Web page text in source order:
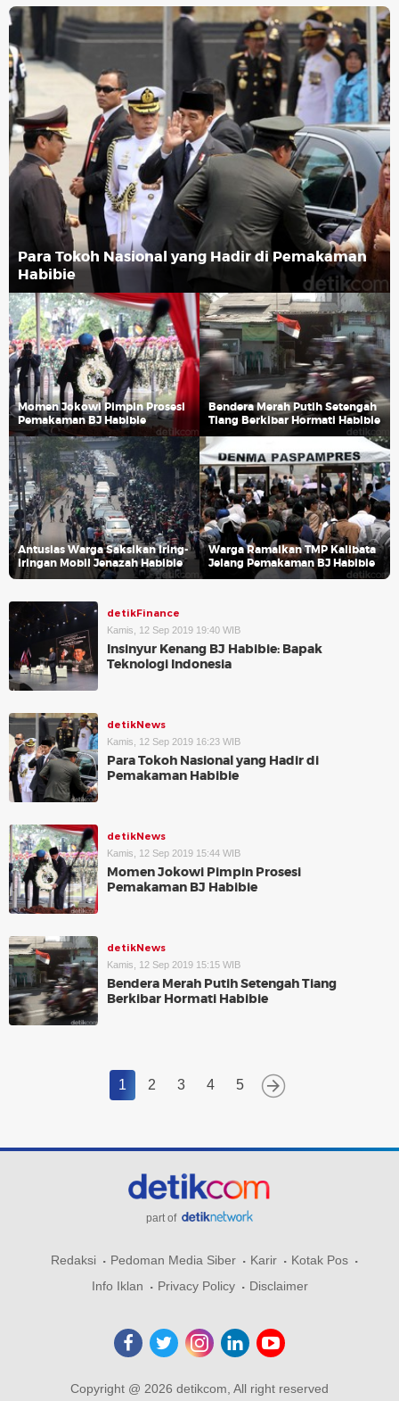
Para Tokoh Nasional yang Hadir di Pemakaman
Habibie
Momen Jokowi Pimpin Prosesi
Pemakaman BJ Habibie
Bendera Merah Putih Setengah
Tiang Berkibar Hormati Habibie
Antusias Warga Saksikan Iring-
Iringan Mobil Jenazah Habibie
Warga Ramaikan TMP Kalibata
Jelang Pemakaman BJ Habibie
detikFinance
Kamis, 12 Sep 2019 19:40 WIB
Insinyur Kenang BJ Habibie: Bapak
Teknologi Indonesia
detikNews
Kamis, 12 Sep 2019 16:23 WIB
Para Tokoh Nasional yang Hadir di
Pemakaman Habibie
detikNews
Kamis, 12 Sep 2019 15:44 WIB
Momen Jokowi Pimpin Prosesi
Pemakaman BJ Habibie
detikNews
Kamis, 12 Sep 2019 15:15 WIB
Bendera Merah Putih Setengah Tiang
Berkibar Hormati Habibie
1 2 3 4 5
part of
Redaksi Pedoman Media Siber Karir
Kotak Pos
Info Iklan
Privacy Policy Disclaimer
Copyright @ 2026 detikcom, All right reserved